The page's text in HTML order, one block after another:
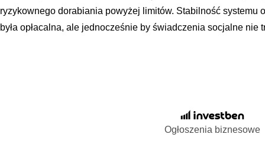
ryzykownego dorabiania powyżej limitów. Stabilność systemu
była opłacalna, ale jednocześnie by świadczenia socjalne nie
Ogłoszenia biznesowe